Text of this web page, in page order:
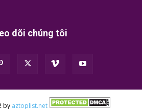
dõi chúng tôi
by aztoplist.net